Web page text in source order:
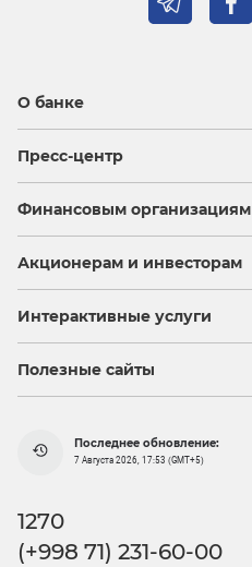
О банке
Пресс-центр
Финансовым организациям
Акционерам и инвесторам
Интерактивные услуги
Полезные сайты
Последнее обновление:
7 Августа 2026, 17:53 (GMT+5)
1270
(+998 71) 231-60-00